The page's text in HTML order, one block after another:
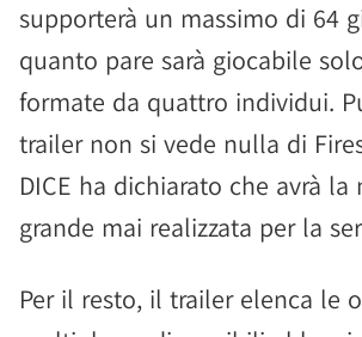
supporterà un massimo di 64
quanto pare sarà giocabile
formate da quattro individui.
trailer non si vede nulla di
DICE ha dichiarato che avrà la
grande mai realizzata per la
Per il resto, il trailer elenca le